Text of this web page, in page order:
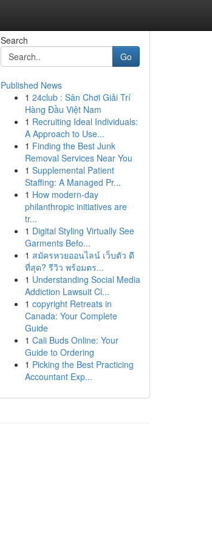
Search
Go
Published News
1 24club : Sân Chơi Giải Trí
Hàng Đầu Việt Nam
1 Recruiting Ideal Individuals:
A Approach to Use...
1 Finding the Best Junk
Removal Services Near You
1 Supplemental Patient
Staffing: A Managed Pr...
1 How modern-day
philanthropic initiatives are
tr...
1 Digital Styling Virtually See
Garments Befo...
1 สมัครหวยออนไลน์ เว็บตัว ดี
ที่สุด? รีวิว พร้อมตร...
1 Understanding Social Media
Addiction Lawsuit Cl...
1 copyright Retreats in
Canada: Your Complete
Guide
1 Cali Buds Online: Your
Guide to Ordering
1 Picking the Best Practicing
Accountant Exp...